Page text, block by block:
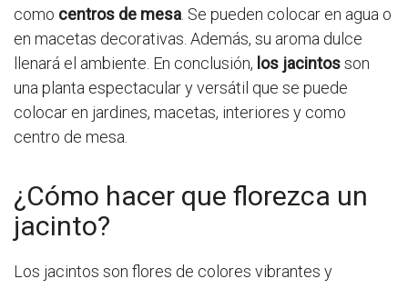
como centros de mesa . Se pueden colocar en agua o
en macetas decorativas. Además, su aroma dulce
llenará el ambiente. En conclusión, los jacintosson
una planta espectacular y versátil que se puede
colocar en jardines, macetas, interiores y como
centro de mesa.
¿Cómo hacer que florezca un
jacinto?
Los jacintos son flores de colores vibrantes y